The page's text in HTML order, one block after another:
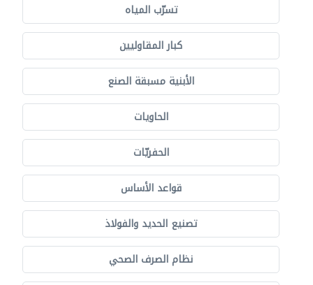
تسرّب المياه
كبار المقاوليين
الأبنية مسبقة الصنع
الحاويات
الحفريّات
قواعد الأساس
تصنيع الحديد والفولاذ
نظام الصرف الصحي